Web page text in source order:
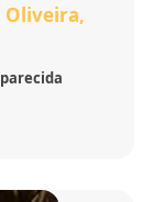
Oliveira,